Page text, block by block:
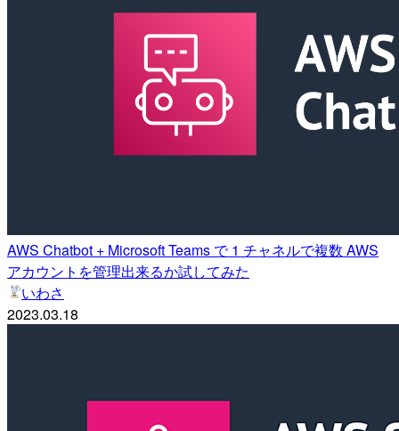
AWS Chatbot + Microsoft Teams で 1 チャネルで複数 AWS
アカウントを管理出来るか試してみた
いわさ
2023.03.18